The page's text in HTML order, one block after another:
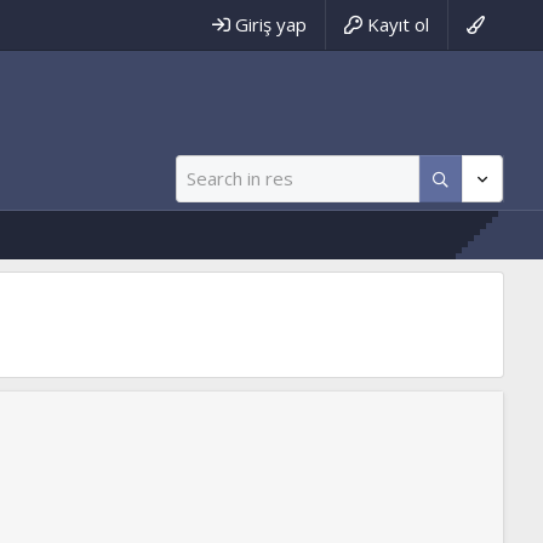
Giriş yap Kayıt ol